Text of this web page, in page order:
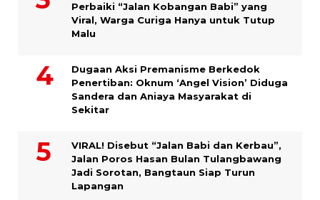
Perbaiki “Jalan Kobangan Babi” yang
Viral, Warga Curiga Hanya untuk Tutup
Malu
Dugaan Aksi Premanisme Berkedok
Penertiban: Oknum ‘Angel Vision’ Diduga
Sandera dan Aniaya Masyarakat di
Sekitar
VIRAL! Disebut “Jalan Babi dan Kerbau”,
Jalan Poros Hasan Bulan Tulangbawang
Jadi Sorotan, Bangtaun Siap Turun
Lapangan